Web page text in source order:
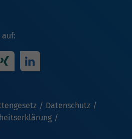
auf:
Datenschutz